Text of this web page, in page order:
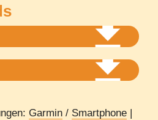
Garmin / Smartphone